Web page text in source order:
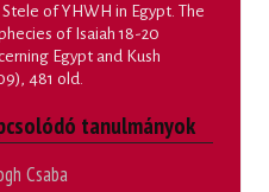
Stele of YHWH in Egypt. The
of Isaiah 18-20
Egypt and Kush
481 old.
tanulmányok
Csaba